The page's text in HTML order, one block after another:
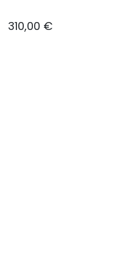
310,00 €